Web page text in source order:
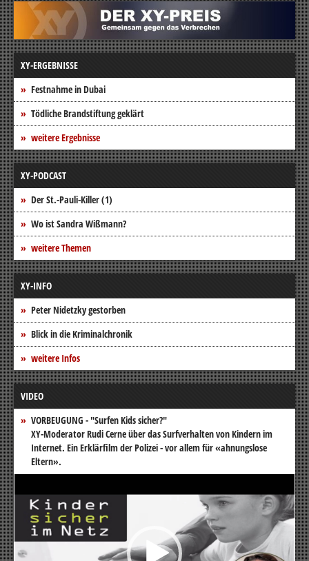
XY-ERGEBNISSE
Festnahme in Dubai
Tödliche Brandstiftung geklärt
weitere Ergebnisse
XY-PODCAST
Der St.-Pauli-Killer (1)
Wo ist Sandra Wißmann?
weitere Themen
XY-INFO
Peter Nidetzky gestorben
Blick in die Kriminalchronik
weitere Infos
VIDEO
VORBEUGUNG - "Surfen Kids sicher?"
XY-Moderator Rudi Cerne über das Surfverhalten von Kindern im
Internet. Ein Erklärfilm der Polizei - vor allem für «ahnungslose
Eltern».
Video-